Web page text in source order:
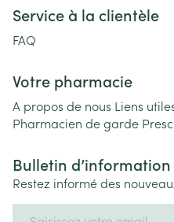
Service à la clientèle
FAQ
Votre pharmacie
A propos de nous Liens
Pharmacien de garde
Bulletin d’information
Restez informé des